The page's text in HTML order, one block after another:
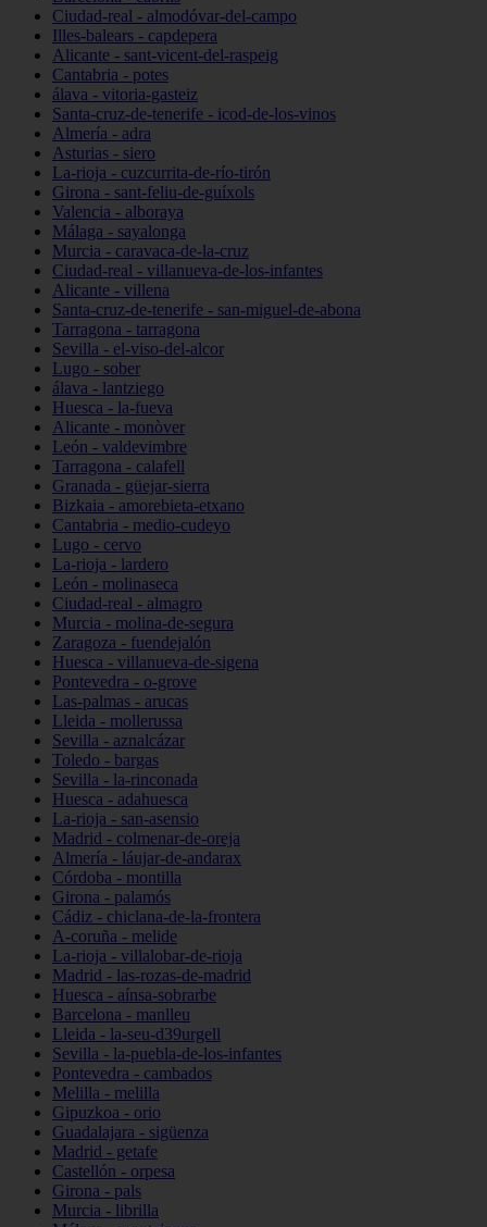
Ciudad-real - almodóvar-del-campo
Illes-balears - capdepera
Alicante - sant-vicent-del-raspeig
Cantabria - potes
álava - vitoria-gasteiz
Santa-cruz-de-tenerife - icod-de-los-vinos
Almería - adra
Asturias - siero
La-rioja - cuzcurrita-de-río-tirón
Girona - sant-feliu-de-guíxols
Valencia - alboraya
Málaga - sayalonga
Murcia - caravaca-de-la-cruz
Ciudad-real - villanueva-de-los-infantes
Alicante - villena
Santa-cruz-de-tenerife - san-miguel-de-abona
Tarragona - tarragona
Sevilla - el-viso-del-alcor
Lugo - sober
álava - lantziego
Huesca - la-fueva
Alicante - monòver
León - valdevimbre
Tarragona - calafell
Granada - güejar-sierra
Bizkaia - amorebieta-etxano
Cantabria - medio-cudeyo
Lugo - cervo
La-rioja - lardero
León - molinaseca
Ciudad-real - almagro
Murcia - molina-de-segura
Zaragoza - fuendejalón
Huesca - villanueva-de-sigena
Pontevedra - o-grove
Las-palmas - arucas
Lleida - mollerussa
Sevilla - aznalcázar
Toledo - bargas
Sevilla - la-rinconada
Huesca - adahuesca
La-rioja - san-asensio
Madrid - colmenar-de-oreja
Almería - láujar-de-andarax
Córdoba - montilla
Girona - palamós
Cádiz - chiclana-de-la-frontera
A-coruña - melide
La-rioja - villalobar-de-rioja
Madrid - las-rozas-de-madrid
Huesca - aínsa-sobrarbe
Barcelona - manlleu
Lleida - la-seu-d39urgell
Sevilla - la-puebla-de-los-infantes
Pontevedra - cambados
Melilla - melilla
Gipuzkoa - orio
Guadalajara - sigüenza
Madrid - getafe
Castellón - orpesa
Girona - pals
Murcia - librilla